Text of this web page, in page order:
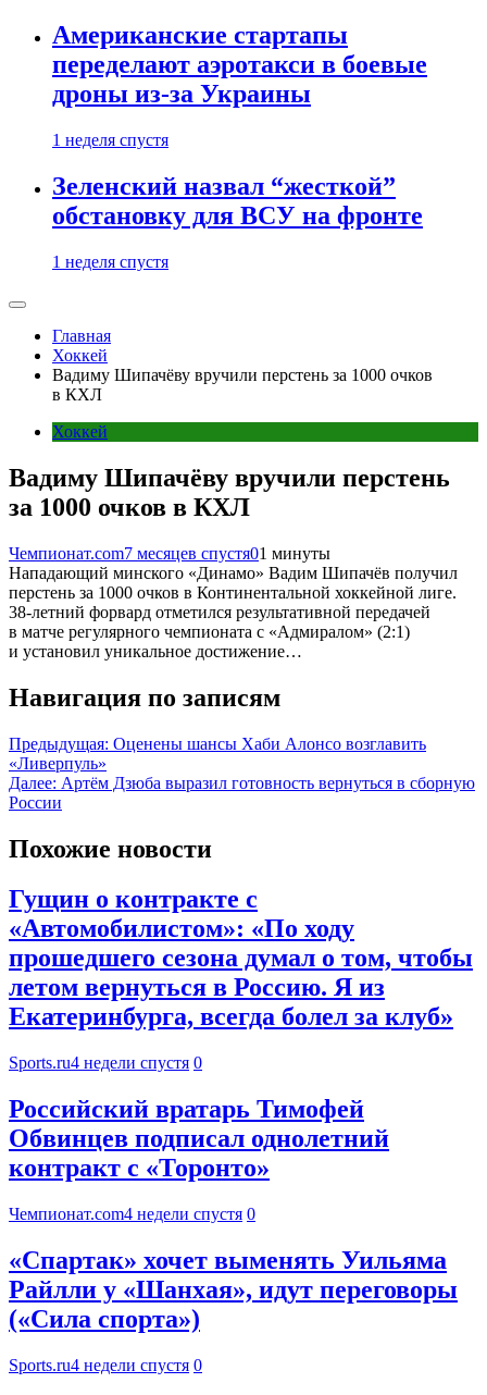
Американские стартапы
переделают аэротакси в боевые
дроны из-за Украины
1 неделя спустя
Зеленский назвал “жесткой”
обстановку для ВСУ на фронте
1 неделя спустя
Главная
Хоккей
Вадиму Шипачёву вручили перстень за 1000 очков
в КХЛ
Хоккей
Вадиму Шипачёву вручили перстень
за 1000 очков в КХЛ
Чемпионат.com7 месяцев спустя01 минуты
Нападающий минского «Динамо» Вадим Шипачёв получил
перстень за 1000 очков в Континентальной хоккейной лиге.
38-летний форвард отметился результативной передачей
в матче регулярного чемпионата с «Адмиралом» (2:1)
и установил уникальное достижение…
Навигация по записям
Предыдущая: Оценены шансы Хаби Алонсо возглавить
«Ливерпуль»
Далее: Артём Дзюба выразил готовность вернуться в сборную
России
Похожие новости
Гущин о контракте с
«Автомобилистом»: «По ходу
прошедшего сезона думал о том, чтобы
летом вернуться в Россию. Я из
Екатеринбурга, всегда болел за клуб»
Sports.ru4 недели спустя 0
Российский вратарь Тимофей
Обвинцев подписал однолетний
контракт с «Торонто»
Чемпионат.com4 недели спустя 0
«Спартак» хочет выменять Уильяма
Райлли у «Шанхая», идут переговоры
(«Сила спорта»)
Sports.ru4 недели спустя 0